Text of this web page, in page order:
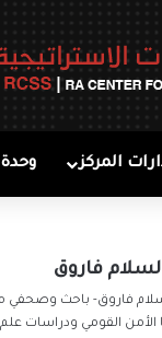
المركز
فاروق
فاروق- باحث وصحفي
الأمن القومي ودراسات